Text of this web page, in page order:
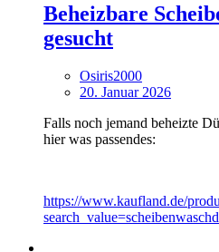
Beheizbare
gesucht
Osiris2000
20. Januar 2026
Falls noch jemand beheizte
hier was passendes:
https://www.kaufland.de/